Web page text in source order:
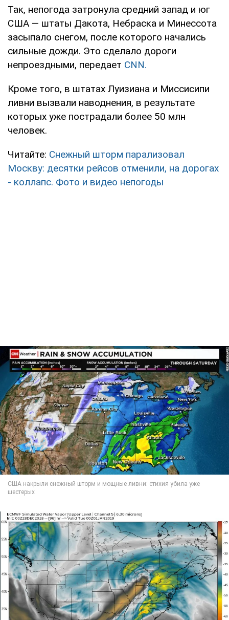
Так, непогода затронула средний запад и юг
США — штаты Дакота, Небраска и Минессота
засыпало снегом, после которого начались
сильные дожди. Это сделало дороги
непроездными, передает CNN.
Кроме того, в штатах Луизиана и Миссисипи
ливни вызвали наводнения, в результате
которых уже пострадали более 50 млн
человек.
Читайте: Снежный шторм парализовал
Москву: десятки рейсов отменили, на дорогах
- коллапс. Фото и видео непогоды